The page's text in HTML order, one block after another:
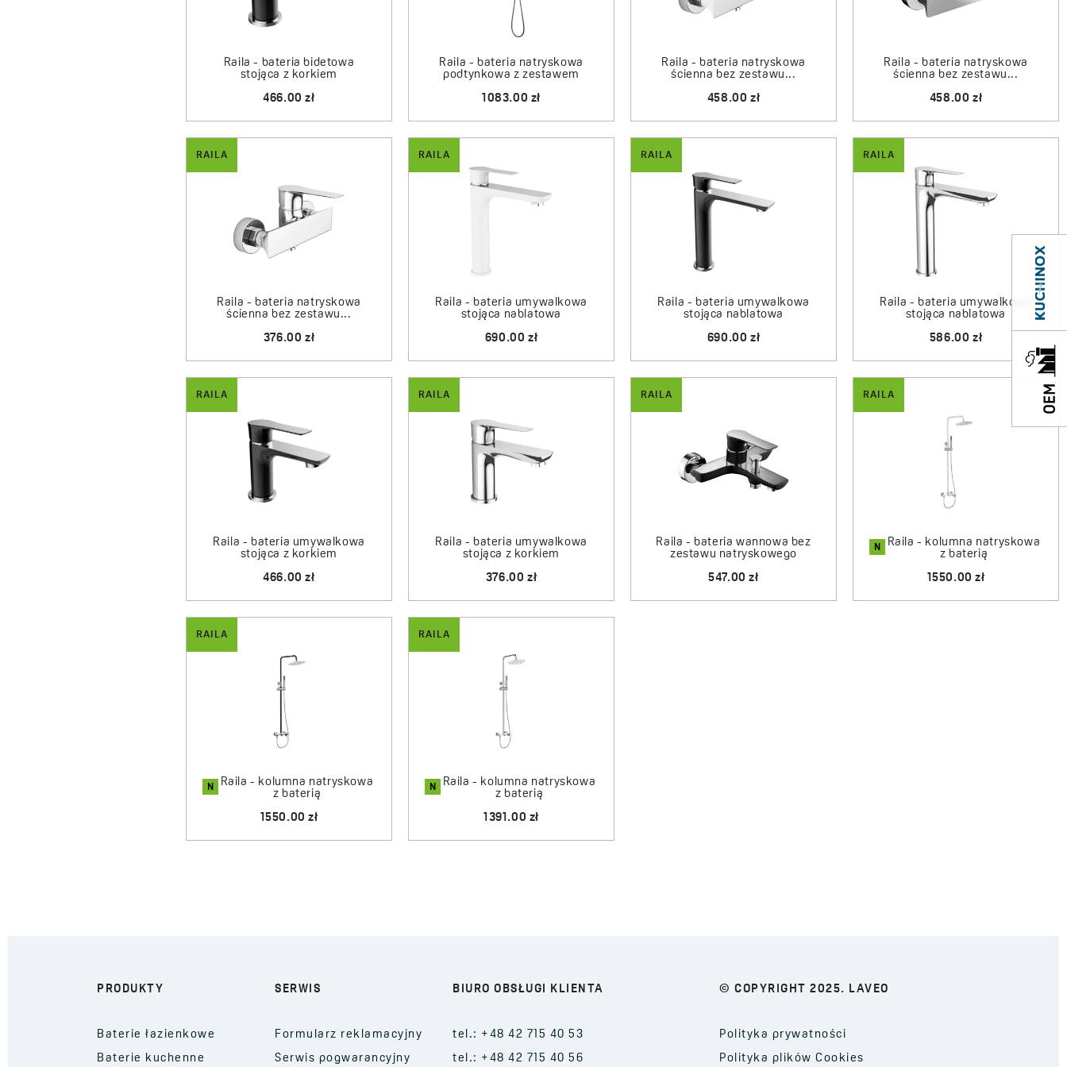
dodatkowym atutem kolumn z serii Raila.
Cała seria Raila objęta jest przez producenta 8 letnią gwarancją.
Raila - bateria bidetowa
stojąca z korkiem
466.00 zł
Raila - bateria natryskowa
podtynkowa z zestawem
1083.00 zł
Raila - bateria natryskowa
ścienna bez zestawu...
458.00 zł
Raila - bateria natryskowa
ścienna bez zestawu...
458.00 zł
RAILA
Raila - bateria natryskowa
ścienna bez zestawu...
376.00 zł
RAILA
Raila - bateria umywalkowa
stojąca nablatowa
690.00 zł
RAILA
Raila - bateria umywalkowa
stojąca nablatowa
690.00 zł
RAILA
Raila - bateria umywalkowa
stojąca nablatowa
586.00 zł
RAILA
Raila - bateria umywalkowa
stojąca z korkiem
466.00 zł
RAILA
Raila - bateria umywalkowa
stojąca z korkiem
376.00 zł
RAILA
Raila - bateria wannowa bez
zestawu natryskowego
547.00 zł
RAILA
N
Raila - kolumna natryskowa
z baterią
1550.00 zł
RAILA
N
Raila - kolumna natryskowa
z baterią
1550.00 zł
RAILA
N
Raila - kolumna natryskowa
z baterią
1391.00 zł
PRODUKTY
Baterie łazienkowe
Baterie kuchenne
SERWIS
Formularz reklamacyjny
Serwis pogwarancyjny
BIURO OBSŁUGI KLIENTA
tel.: +48 42 715 40 53
tel.: +48 42 715 40 56
© COPYRIGHT 2025. LAVEO
Polityka prywatności
Polityka plików Cookies